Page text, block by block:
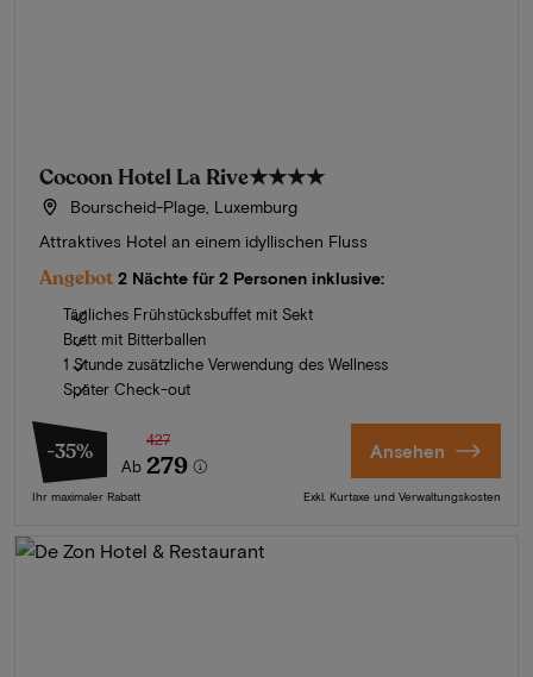
Cocoon Hotel La Rive★★★★
Bourscheid-Plage, Luxemburg
Attraktives Hotel an einem idyllischen Fluss
Angebot 2 Nächte für 2 Personen inklusive:
Tägliches Frühstücksbuffet mit Sekt
Brett mit Bitterballen
1 Stunde zusätzliche Verwendung des Wellness
Später Check-out
-35%
Ab
427
279
Ihr maximaler Rabatt
Ansehen
Exkl. Kurtaxe und Verwaltungskosten